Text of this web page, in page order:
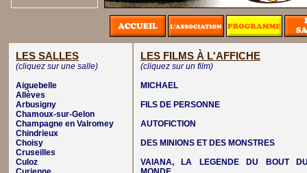
LES SALLES
(cliquez sur une salle)
Aiguebelle
Allèves
Arbusigny
Chamoux-sur-Gelon
Champagne en Valromey
Chindrieux
Choisy
Cruseilles
Culoz
LES FILMS À L'AFFICHE
(cliquez sur un film)
MICHAEL
FILS DE PERSONNE
AUTOFICTION
DES MINIONS ET DES MONSTRES
VAIANA, LA LEGENDE DU BOUT